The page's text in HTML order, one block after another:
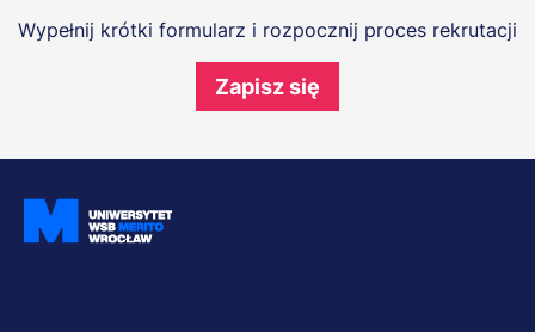
Wypełnij krótki formularz i rozpocznij proces rekrutacji
Zapisz się